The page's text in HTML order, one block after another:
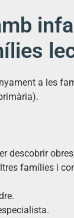
a les
descobrir
famílies i